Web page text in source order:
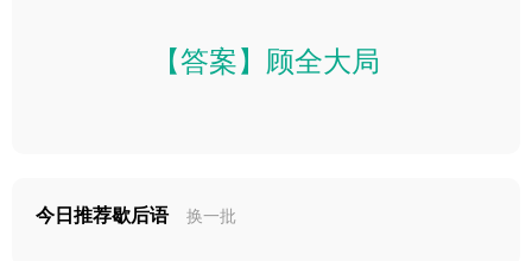
【答案】顾全大局
今日推荐歇后语 换一批